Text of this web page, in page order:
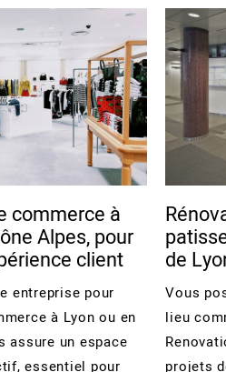
commerce à
Alpes, pour
client
entreprise pour
à Lyon ou en
assure un espace
essentiel pour
de
Vous
lieu
projets